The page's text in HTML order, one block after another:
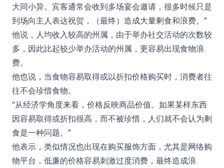
大同小异。宾客通常会收到多场宴会邀请，很多时候只是
到场向主人表达祝贺，（最终）造成大量剩食和浪费。”
他说，人均收入较高的州属，由于举办社交活动的次数较
多，因此比起较少举办活动的州属，更容易出现食物浪
费。
他也说，当食物容易取得或以折扣价格购买时，消费者往
往不会珍惜食物。
“从经济学角度来看，价格反映商品价值。如果某样东西
因容易取得或折扣很高，而不被珍惜，人们就不会认为剩
食是一种问题。”
他表示，类似情况也出现在购买服饰方面，尤其是网络购
物平台，低廉的价格容易刺激过度消费，最终造成浪